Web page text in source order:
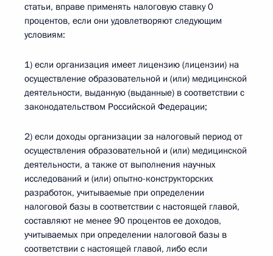
статьи, вправе применять налоговую ставку 0
процентов, если они удовлетворяют следующим
условиям:
1) если организация имеет лицензию (лицензии) на
осуществление образовательной и (или) медицинской
деятельности, выданную (выданные) в соответствии с
законодательством Российской Федерации;
2) если доходы организации за налоговый период от
осуществления образовательной и (или) медицинской
деятельности, а также от выполнения научных
исследований и (или) опытно-конструкторских
разработок, учитываемые при определении
налоговой базы в соответствии с настоящей главой,
составляют не менее 90 процентов ее доходов,
учитываемых при определении налоговой базы в
соответствии с настоящей главой, либо если